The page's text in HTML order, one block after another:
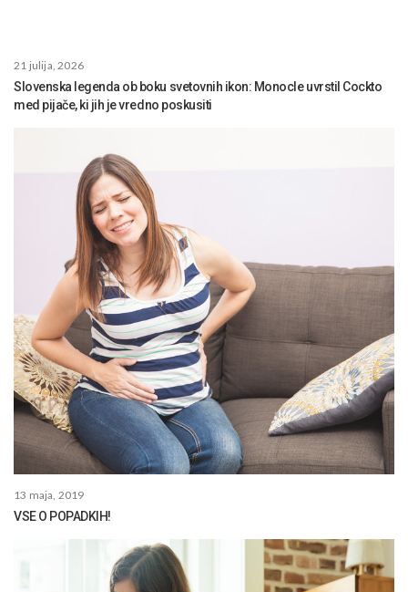
21 julija, 2026
Slovenska legenda ob boku svetovnih ikon: Monocle uvrstil Cockto
med pijače, ki jih je vredno poskusiti
13 maja, 2019
VSE O POPADKIH!